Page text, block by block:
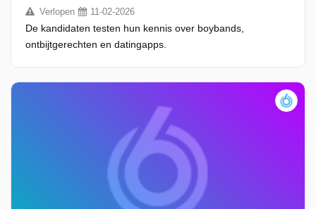
Verlopen 11-02-2026
De kandidaten testen hun kennis over boybands,
ontbijtgerechten en datingapps.